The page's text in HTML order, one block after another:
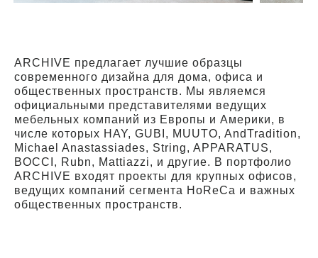
ARCHIVE предлагает лучшие образцы
современного дизайна для дома, офиса и
общественных пространств. Мы являемся
официальными представителями ведущих
мебельных компаний из Европы и Америки, в
числе которых HAY, GUBI, MUUTO, AndTradition,
Michael Anastassiades, String, APPARATUS,
BOCCI, Rubn, Mattiazzi, и другие. В портфолио
ARCHIVE входят проекты для крупных офисов,
ведущих компаний сегмента HoReCa и важных
общественных пространств.